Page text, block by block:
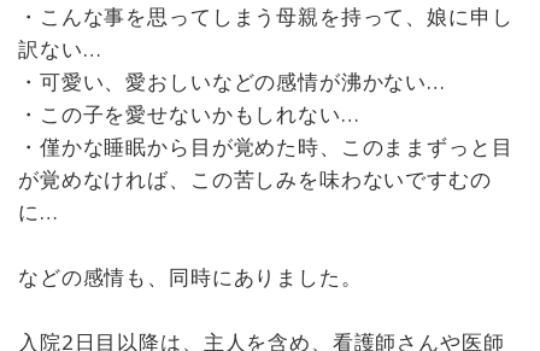
・こんな事を思ってしまう母親を持って、娘に申し
訳ない…
・可愛い、愛おしいなどの感情が沸かない…
・この子を愛せないかもしれない…
・僅かな睡眠から目が覚めた時、このままずっと目
が覚めなければ、この苦しみを味わないですむの
に…
などの感情も、同時にありました。
入院2日目以降は、主人を含め、看護師さんや医師